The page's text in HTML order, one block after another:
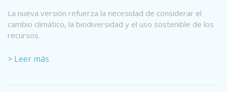
La nueva versión refuerza la necesidad de considerar el
cambio climático, la biodiversidad y el uso sostenible de los
recursos.
> Leer más